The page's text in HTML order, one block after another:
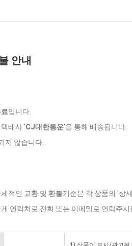
안내
입니다.
배사 'CJ대한통운'을 통해 배송됩니다.
지 않습니다.
적인 교환 및 환불기준은 각 상품의 '상
연락처로 전화 또는 이메일로 연락주